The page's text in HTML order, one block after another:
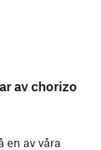
av chorizo
en av våra